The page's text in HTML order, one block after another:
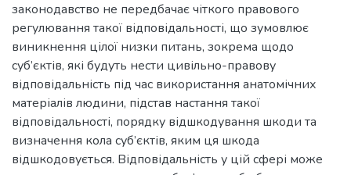
законодавство не передбачає чіткого правового
регулювання такої відповідальності, що зумовлює
виникнення цілої низки питань, зокрема щодо
суб’єктів, які будуть нести цивільно-правову
відповідальність під час використання анатомічних
матеріалів людини, підстав настання такої
відповідальності, порядку відшкодування шкоди та
визначення кола суб’єктів, яким ця шкода
відшкодовується. Відповідальність у цій сфері може